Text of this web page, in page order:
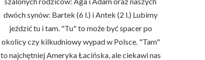
dwóch synów: Bartek (6 l.) i Antek (2 l.) Lubimy
jeździć tu i tam. "Tu" to może być spacer po
okolicy czy kilkudniowy wypad w Polsce. "Tam"
to najchętniej Ameryka Łacińska, ale ciekawi nas